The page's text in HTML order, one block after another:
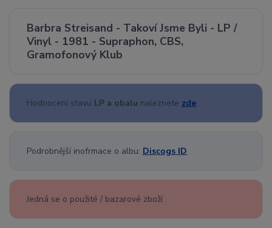
Barbra Streisand - Takoví Jsme Byli - LP /
Vinyl - 1981 - Supraphon, CBS,
Gramofonový Klub
Hodnocení stavu LP a obalu naleznete zde
Podrobnější inofrmace o albu: Discogs ID
Jedná se o použité / bazarové zboží